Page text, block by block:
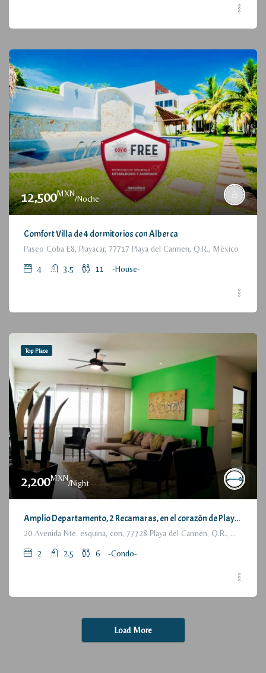
12,500MXN
/Noche
Comfort Villa de 4 dormitorios con Alberca
Paseo Coba E8, Playacar, 77717 Playa del Carmen, Q.R., México
4 3.5 11 -House-
Top Place
2,200MXN
/Night
Amplio Departamento, 2 Recamaras, en el corazón de Playa del Carmen / Large Condo, 2 Bedrooms, a few steps from the beach
20 Avenida Nte. esquina, con, 77728 Playa del Carmen, Q.R., México
2 2.5 6 -Condo-
Load More